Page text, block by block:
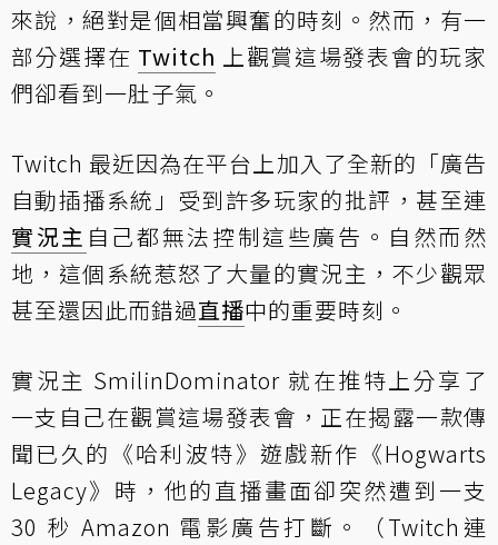
來說，絕對是個相當興奮的時刻。然而，有一
部分選擇在 Twitch 上觀賞這場發表會的玩家
們卻看到一肚子氣。
Twitch 最近因為在平台上加入了全新的「廣告
自動插播系統」受到許多玩家的批評，甚至連
實況主 自己都無法控制這些廣告。自然而然
地，這個系統惹怒了大量的實況主，不少觀眾
甚至還因此而錯過直播中的重要時刻。
實況主 SmilinDominator 就在推特上分享 了
一支自己在觀賞這場發表會，正在揭露一款傳
聞已久的《哈利波特》遊戲新作《Hogwarts
Legacy》時，他的直播畫面卻突然遭到一支
30 秒 Amazon 電影廣告打斷。（Twitch連